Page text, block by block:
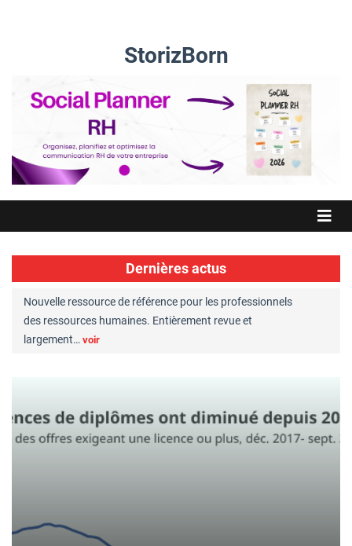
StorizBorn
Dernières actus
Nouvelle ressource de référence pour les professionnels
des ressources humaines. Entièrement revue et
largement… voir